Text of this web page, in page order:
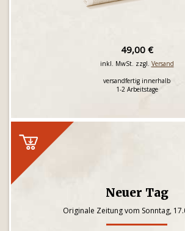
49,00 €
inkl. MwSt. zzgl. Versand
versandfertig innerhalb
1-2 Arbeitstage
Neuer Tag
Originale Zeitung vom Sonntag,